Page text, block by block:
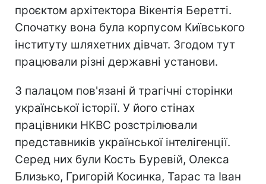
проєктом архітектора Вікентія Беретті.
Спочатку вона була корпусом Київського
інституту шляхетних дівчат. Згодом тут
працювали різні державні установи.
З палацом пов'язані й трагічні сторінки
української історії. У його стінах
працівники НКВС розстрілювали
представників української інтелігенції.
Серед них були Кость Буревій, Олекса
Близько, Григорій Косинка, Тарас та Іван